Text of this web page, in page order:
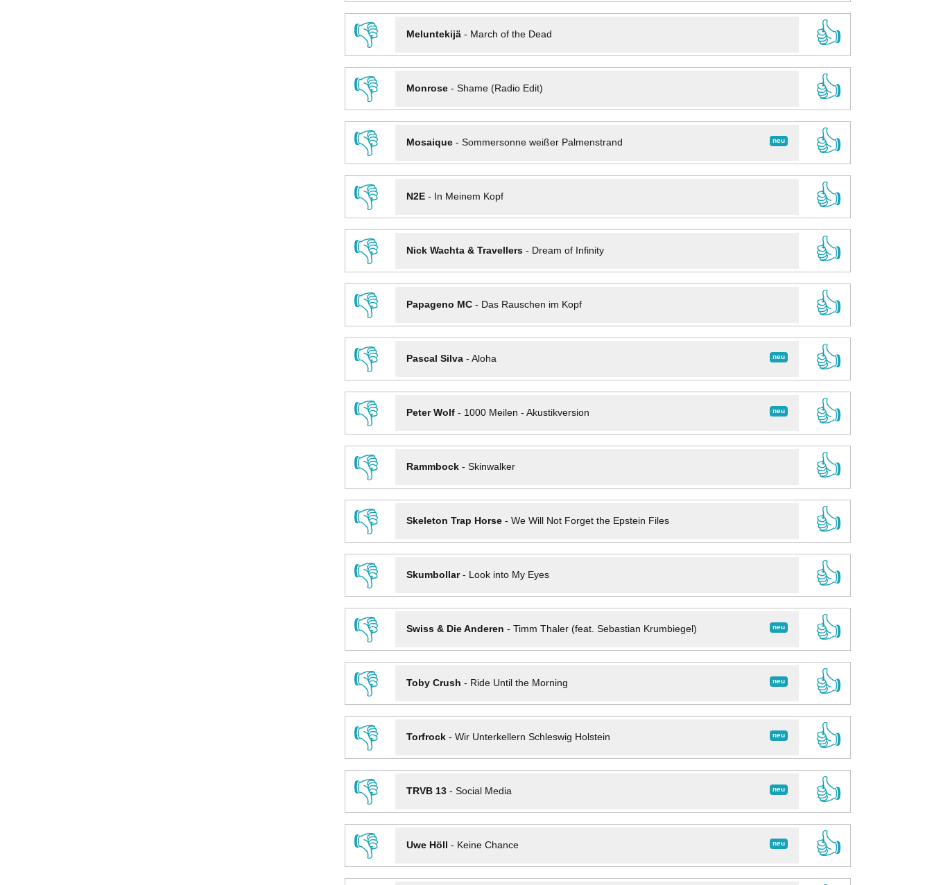
👎
Meluntekijä- March of the Dead
👍
👎
Monrose- Shame (Radio Edit)
👍
👎
neu
Mosaique- Sommersonne weißer Palmenstrand
👍
👎
N2E- In Meinem Kopf
👍
👎
Nick Wachta & Travellers- Dream of Infinity
👍
👎
Papageno MC- Das Rauschen im Kopf
👍
👎
neu
Pascal Silva- Aloha
👍
👎
neu
Peter Wolf- 1000 Meilen - Akustikversion
👍
👎
Rammbock- Skinwalker
👍
👎
Skeleton Trap Horse- We Will Not Forget the Epstein Files
👍
👎
Skumbollar- Look into My Eyes
👍
👎
neu
Swiss & Die Anderen - Timm Thaler (feat. Sebastian Krumbiegel)
👍
👎
neu
Toby Crush - Ride Until the Morning
👍
👎
neu
Torfrock- Wir Unterkellern Schleswig Holstein
👍
👎
neu
TRVB 13- Social Media
👍
👎
neu
Uwe Höll - Keine Chance
👍